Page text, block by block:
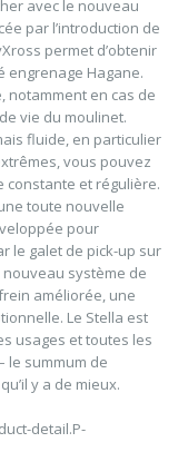
avec le nouveau
par l’introduction de
permet d’obtenir
engrenage Hagane.
notamment en cas de
vie du moulinet.
fluide, en particulier
vous pouvez
et régulière.
toute nouvelle
pour
le galet de pick-up sur
nouveau système de
améliorée, une
Le Stella est
usages et toutes les
le summum de
y a de mieux.
detail.P-